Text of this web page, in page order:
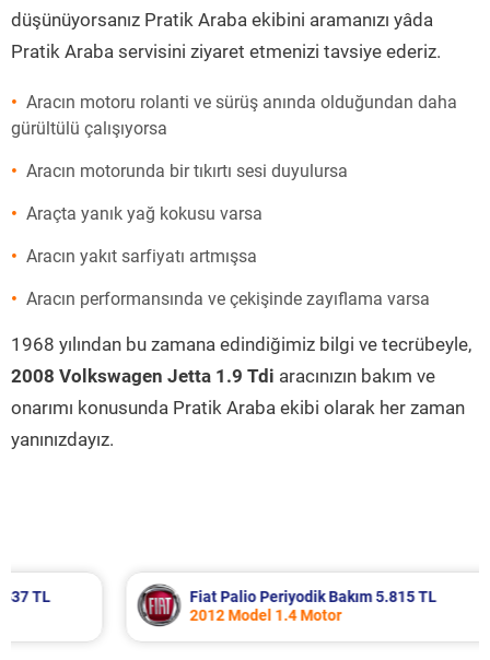
düşünüyorsanız Pratik Araba ekibini aramanızı yâda
Pratik Araba servisini ziyaret etmenizi tavsiye ederiz.
Aracın motoru rolanti ve sürüş anında olduğundan daha
gürültülü çalışıyorsa
Aracın motorunda bir tıkırtı sesi duyulursa
Araçta yanık yağ kokusu varsa
Aracın yakıt sarfiyatı artmışsa
Aracın performansında ve çekişinde zayıflama varsa
1968 yılından bu zamana edindiğimiz bilgi ve tecrübeyle,
2008 Volkswagen Jetta 1.9 Tdi aracınızın bakım ve
onarımı konusunda Pratik Araba ekibi olarak her zaman
yanınızdayız.
Fiat Palio Periyodik Bakım 5.815 TL
2012 Model 1.4 Motor